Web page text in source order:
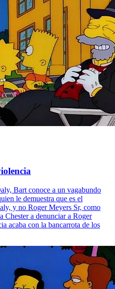
Bart conoce a un vagabundo
le demuestra que es el
y no Roger Meyers Sr, como
Chester a denunciar a Roger
acaba con la bancarrota de los